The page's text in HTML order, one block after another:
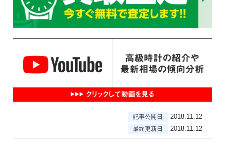
記事公開日 2018.11.12
最終更新日 2018.11.12